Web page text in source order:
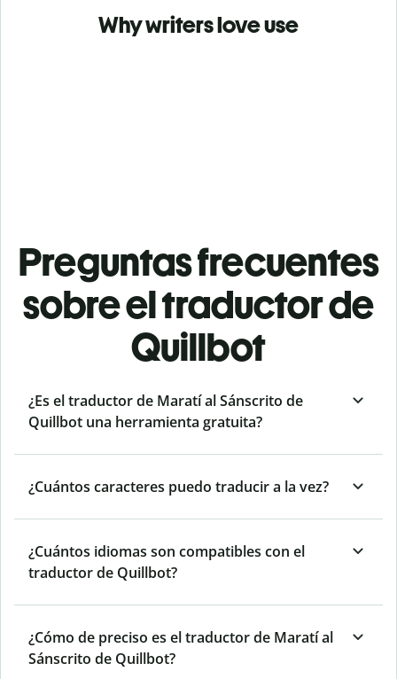
Why writers love use
Preguntas frecuentes
sobre el traductor de
Quillbot
¿Es el traductor de Maratí al Sánscrito de
Quillbot una herramienta gratuita?
¿Cuántos caracteres puedo traducir a la vez?
¿Cuántos idiomas son compatibles con el
traductor de Quillbot?
¿Cómo de preciso es el traductor de Maratí al
Sánscrito de Quillbot?